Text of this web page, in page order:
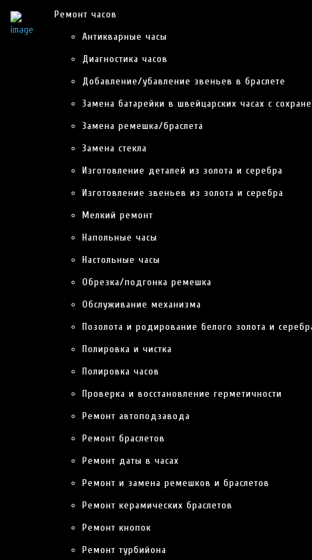
Ремонт часов
Антикварные часы
Диагностика часов
Добавление/убавление звеньев в браслете
Замена батарейки в швейцарских часах с
Замена ремешка/браслета
Замена стекла
Изготовление деталей из золота и серебра
Изготовление звеньев из золота и серебра
Мелкий ремонт
Напольные часы
Настольные часы
Обрезка/подгонка ремешка
Обслуживание механизма
Позолота и родирование белого золота и
Полировка и чистка
Полировка часов
Проверка и восстановление герметичности
Ремонт автоподзавода
Ремонт браслетов
Ремонт даты в часах
Ремонт и замена ремешков и браслетов
Ремонт керамических браслетов
Ремонт кнопок
Ремонт турбийона
KELEK
ОФИЦИАЛЬНЫЙ СЕРВИСНЫЙ ЦЕНТР KELEK
КОНСУЛЬТАЦИЯ
ГАРАНТИЯ ЮРИДИЧЕСКОЙ
ОТВЕТСТВЕННОСТИ
ТАКИХ ГАРАНТИЙ НЕ ПРЕДЛОЖИТ ВАМ НИ ОДИН СЕРВИСНЫЙ
ЦЕНТР
МЫ ЗАКЛЮЧАЕМ ДОГОВОР
Принимая Ваши часы в ремонт, мы заключаем договор на
юридическую силу.
ВСЕ СНИМАЕТСЯ НА КАМЕРУ
камеры видеозаписи и хранится в нашей базе.
ПОТЕРЯ ДОКУМЕНТОВ
Если Вы потеряли договор, заключенный перед началом
ремонта, мы все равно отдадим Вам часы, даже без него.